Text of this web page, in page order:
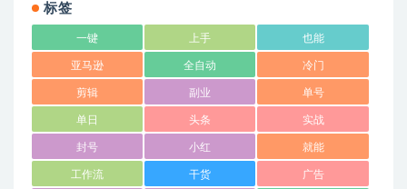
标签
一键 上手 也能
亚马逊 全自动 冷门
剪辑 副业 单号
单日 头条 实战
封号 小红 就能
工作流 干货 广告